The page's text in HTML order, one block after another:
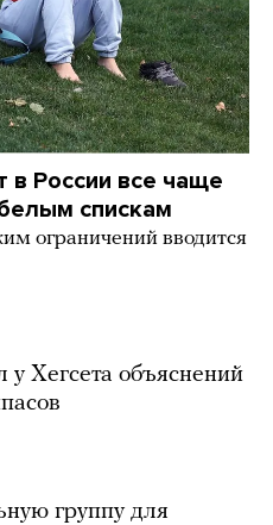
в России все чаще
спискам
ограничений вводится
у Хегсета объяснений
группу для